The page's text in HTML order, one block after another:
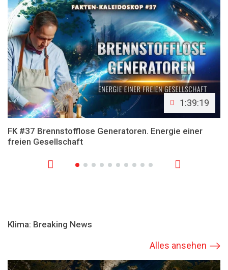
1:39:19
FK #37 Brennstofflose Generatoren. Energie einer
freien Gesellschaft
Klima: Breaking News
Alles ansehen